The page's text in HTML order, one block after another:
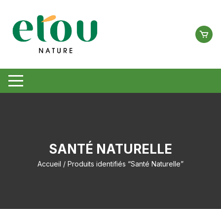
contenu
SANTÉ NATURELLE
Accueil / Produits identifiés “Santé Naturelle”